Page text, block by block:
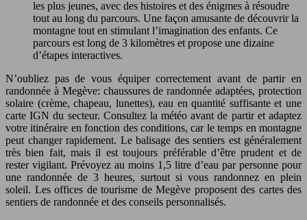
les plus jeunes, avec des histoires et des énigmes à résoudre
tout au long du parcours. Une façon amusante de découvrir la
montagne tout en stimulant l’imagination des enfants. Ce
parcours est long de 3 kilomètres et propose une dizaine
d’étapes interactives.
N’oubliez pas de vous équiper correctement avant de partir en
randonnée à Megève: chaussures de randonnée adaptées, protection
solaire (crème, chapeau, lunettes), eau en quantité suffisante et une
carte IGN du secteur. Consultez la météo avant de partir et adaptez
votre itinéraire en fonction des conditions, car le temps en montagne
peut changer rapidement. Le balisage des sentiers est généralement
très bien fait, mais il est toujours préférable d’être prudent et de
rester vigilant. Prévoyez au moins 1,5 litre d’eau par personne pour
une randonnée de 3 heures, surtout si vous randonnez en plein
soleil. Les offices de tourisme de Megève proposent des cartes des
sentiers de randonnée et des conseils personnalisés.